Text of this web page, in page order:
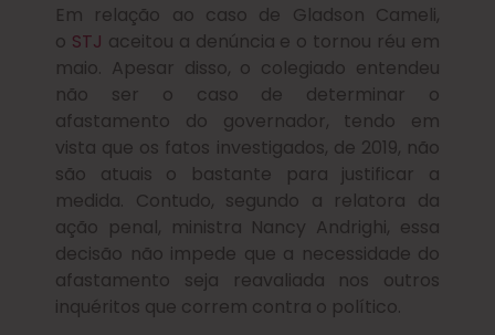
Em relação ao caso de Gladson Cameli,
o STJ aceitou a denúncia e o tornou réu em
maio. Apesar disso, o colegiado entendeu
não ser o caso de determinar o
afastamento do governador, tendo em
vista que os fatos investigados, de 2019, não
são atuais o bastante para justificar a
medida. Contudo, segundo a relatora da
ação penal, ministra Nancy Andrighi, essa
decisão não impede que a necessidade do
afastamento seja reavaliada nos outros
inquéritos que correm contra o político.